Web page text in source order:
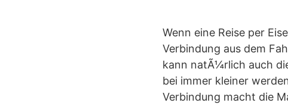
Wenn eine Reise per
Verbindung aus dem
kann natÃ¼rlich auch
bei immer kleiner
Verbindung macht die